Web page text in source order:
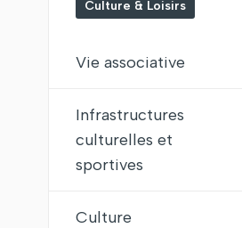
Culture & Loisirs
Vie associative
Infrastructures
culturelles et
sportives
Culture